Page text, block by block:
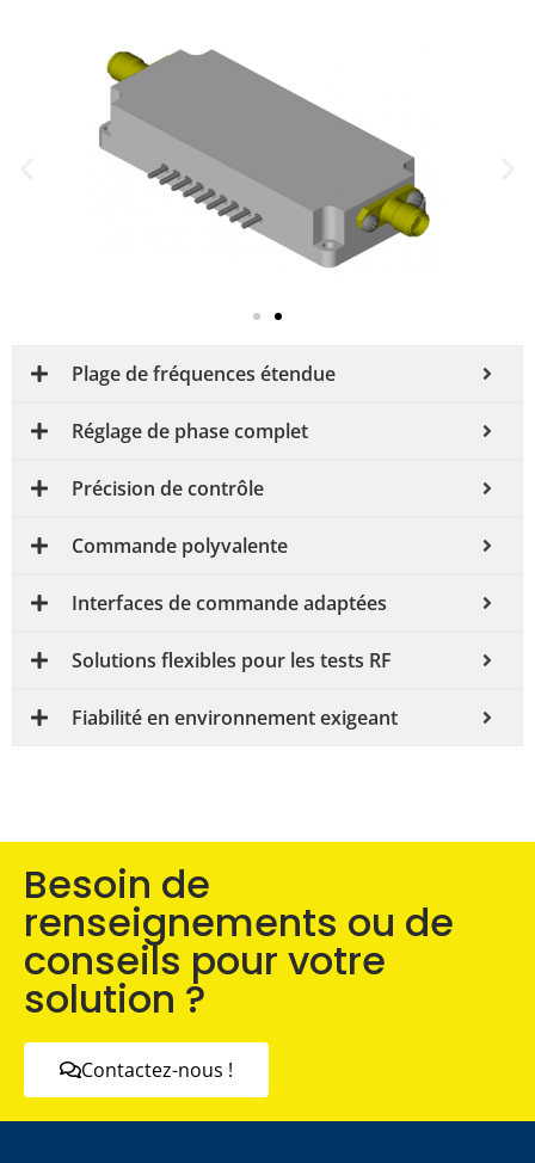
Plage de fréquences étendue
Réglage de phase complet
Précision de contrôle
Commande polyvalente
Interfaces de commande adaptées
Solutions flexibles pour les tests RF
Fiabilité en environnement exigeant
Besoin de
renseignements ou de
conseils pour votre
solution ?
Contactez-nous !